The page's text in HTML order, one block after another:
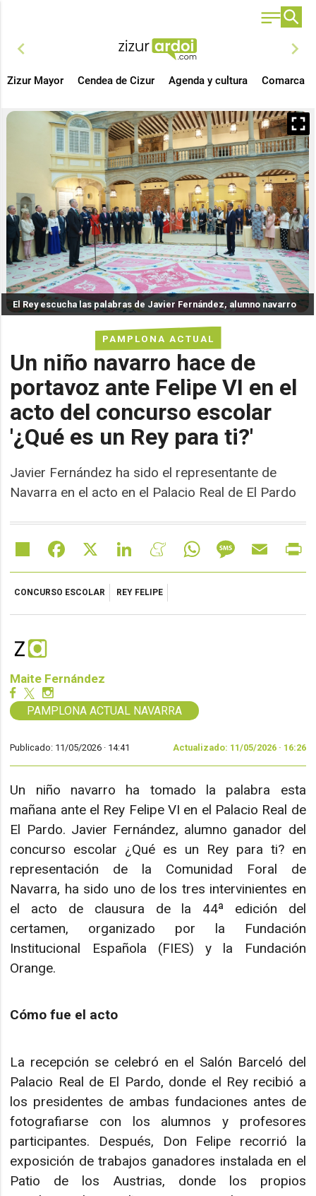
chevron_left chevron_right
Zizur Mayor Cendea de Cizur Agenda y cultura Comarca
PAMPLONA ACTUAL
Un niño navarro hace de
portavoz ante Felipe VI en el
acto del concurso escolar
'¿Qué es un Rey para ti?'
Javier Fernández ha sido el representante de
Navarra en el acto en el Palacio Real de El Pardo
El Rey escucha las palabras de Javier Fernández, alumno navarro
Share Facebook LinkedIn MeneameWhatsAppMessageEmail
CONCURSO ESCOLAR REY FELIPE
Maite Fernández
PAMPLONA ACTUAL NAVARRA
Publicado: 11/05/2026 · 14:41 Actualizado: 11/05/2026 · 16:26
Un niño navarro ha tomado la palabra esta
mañana ante el Rey Felipe VI en el Palacio Real de
El Pardo. Javier Fernández, alumno ganador del
concurso escolar ¿Qué es un Rey para ti? en
representación de la Comunidad Foral de
Navarra, ha sido uno de los tres intervinientes en
el acto de clausura de la 44ª edición del
certamen, organizado por la Fundación
Institucional Española (FIES) y la Fundación
Orange.
Cómo fue el acto
La recepción se celebró en el Salón Barceló del
Palacio Real de El Pardo, donde el Rey recibió a
los presidentes de ambas fundaciones antes de
fotografiarse con los alumnos y profesores
participantes. Después, Don Felipe recorrió la
exposición de trabajos ganadores instalada en el
Patio de los Austrias, donde los propios